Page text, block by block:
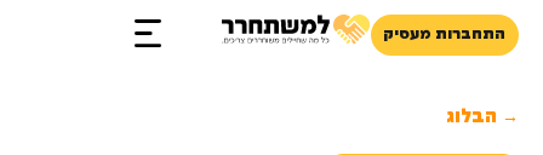
התחברות מעסיק
→ הבלוג